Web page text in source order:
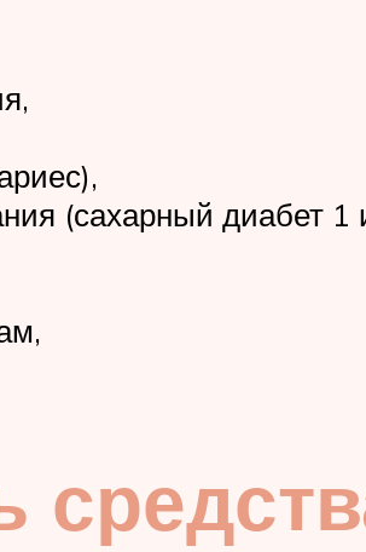
(сахарный диабет 1